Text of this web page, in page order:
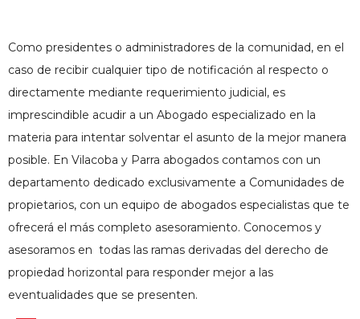
Como presidentes o administradores de la comunidad, en el
caso de recibir cualquier tipo de notificación al respecto o
directamente mediante requerimiento judicial, es
imprescindible acudir a un Abogado especializado en la
materia para intentar solventar el asunto de la mejor manera
posible. En Vilacoba y Parra abogados contamos con un
departamento dedicado exclusivamente a Comunidades de
propietarios, con un equipo de abogados especialistas que te
ofrecerá el más completo asesoramiento. Conocemos y
asesoramos en todas las ramas derivadas del derecho de
propiedad horizontal para responder mejor a las
eventualidades que se presenten.